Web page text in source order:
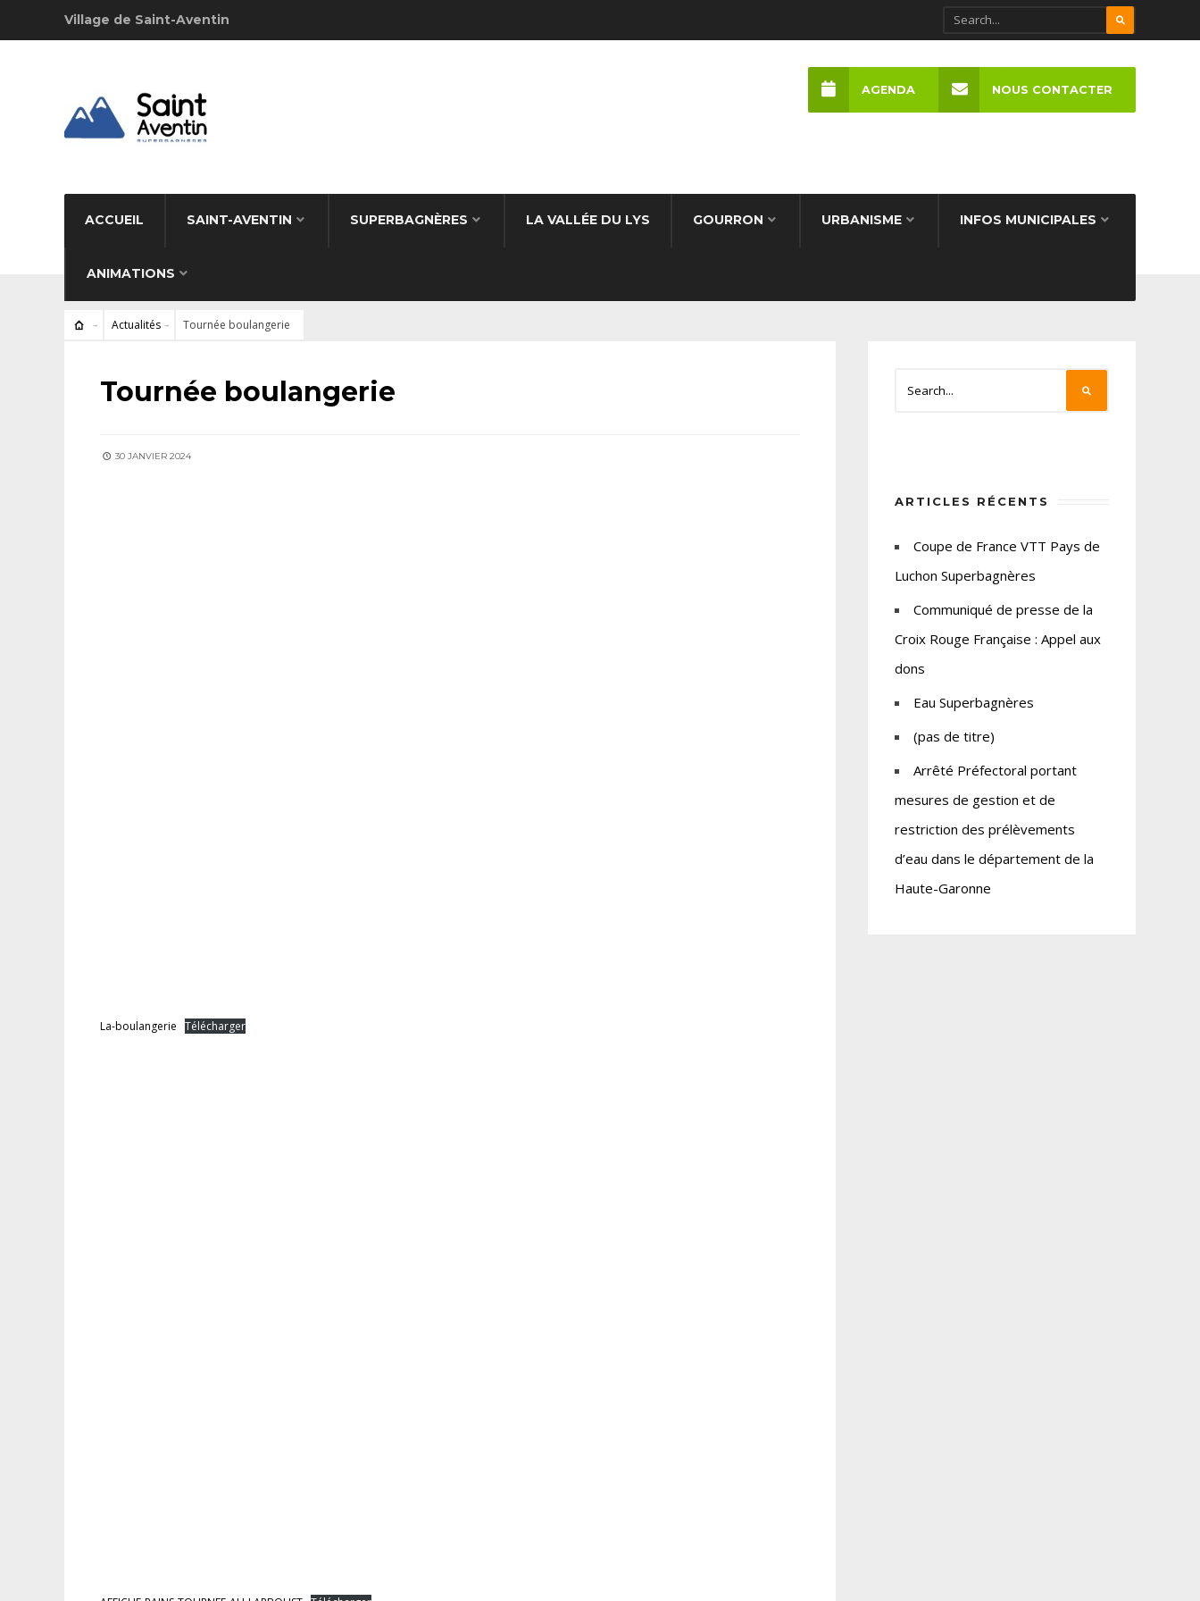
Village de Saint-Aventin
ACCUEIL SAINT-AVENTIN SUPERBAGNÈRES LA VALLÉE DU LYS GOURRON URBANISME INFOS MUNICIPALES
ANIMATIONS
AGENDA NOUS CONTACTER
Actualités Tournée boulangerie
ACTUALITÉS
Tournée boulangerie
30 JANVIER 2024
La-boulangerie Télécharger
ARTICLES RÉCENTS
Coupe de France VTT Pays de
Luchon Superbagnères
Communiqué de presse de la
Croix Rouge Française : Appel aux
dons
Eau Superbagnères
(pas de titre)
Arrêté Préfectoral portant
mesures de gestion et de
restriction des prélèvements
d’eau dans le département de la
Haute-Garonne